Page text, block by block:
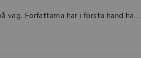
väg. Författarna har i första hand haft
välfärd – hållbar styrning,